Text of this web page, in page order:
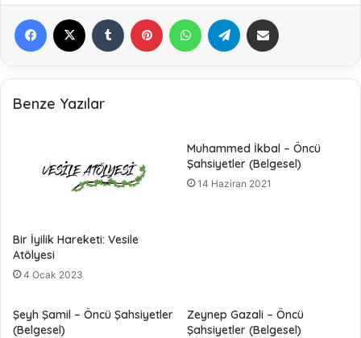
Benze Yazılar
Bir İyilik Hareketi: Vesile
Atölyesi
4 Ocak 2023
Muhammed İkbal – Öncü
Şahsiyetler (Belgesel)
14 Haziran 2021
Şeyh Şamil – Öncü Şahsiyetler
(Belgesel)
Zeynep Gazali – Öncü
Şahsiyetler (Belgesel)